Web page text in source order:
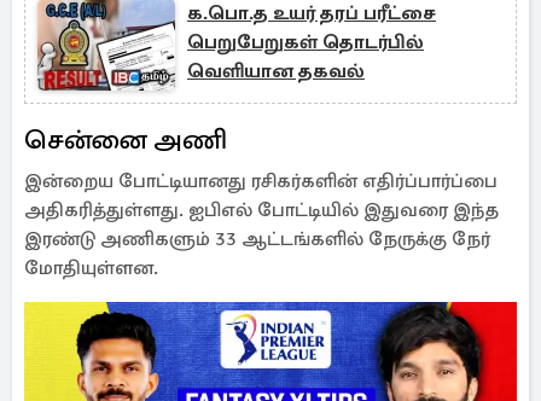
க.பொ.த உயர் தரப் பரீட்சை
பெறுபேறுகள் தொடர்பில்
வெளியான தகவல்
சென்னை அணி
இன்றைய போட்டியானது ரசிகர்களின் எதிர்ப்பார்ப்பை
அதிகரித்துள்ளது. ஐபிஎல் போட்டியில் இதுவரை இந்த
இரண்டு அணிகளும் 33 ஆட்டங்களில் நேருக்கு நேர்
மோதியுள்ளன.